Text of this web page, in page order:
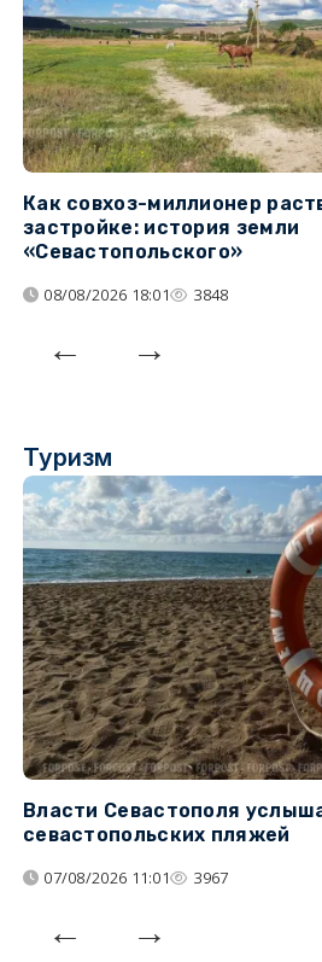
Как совхоз-миллионер
застройке: история земли
«Севастопольского»
08/08/2026 18:01 3848
Туризм
Власти Севастополя
севастопольских пляжей
07/08/2026 11:01 3967